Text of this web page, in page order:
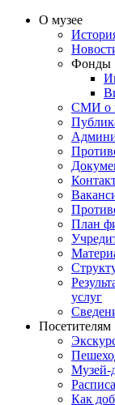
О музее
Фонды
СМИ о
План
услуг
Посетителям
Музей-
Как